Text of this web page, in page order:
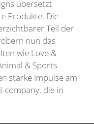
übersetzt
Produkte. Die
Teil der
nun das
wie Love &
& Sports
starke Impulse am
company, die in